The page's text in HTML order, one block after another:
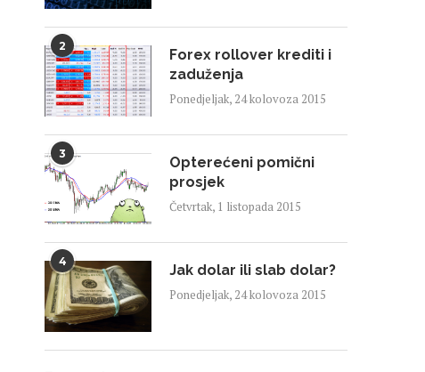
2
Forex rollover krediti i
zaduženja
Ponedjeljak, 24 kolovoza 2015
3
Opterećeni pomični
prosjek
Četvrtak, 1 listopada 2015
4 Jak dolar ili slab dolar?
Ponedjeljak, 24 kolovoza 2015